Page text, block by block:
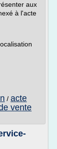
aux
à l'acte
/ acte
vente